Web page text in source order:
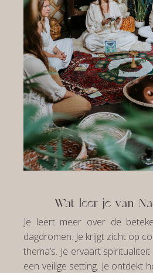
Wat leer je van
Je leert meer over de
dagdromen. Je krijgt zicht op
thema’s. Je ervaart
een veilige setting. Je ontdekt